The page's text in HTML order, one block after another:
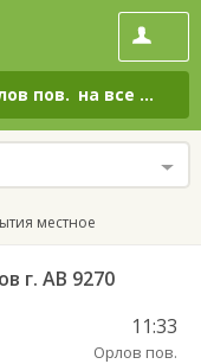
пов. на все дни
местное
г. АВ 9270
11:33
Орлов пов.